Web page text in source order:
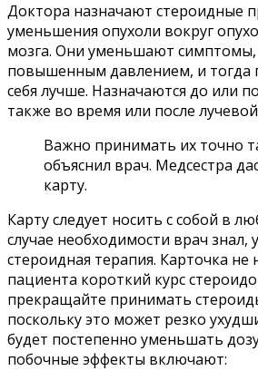
Доктора назначают стероидные
уменьшения опухоли вокруг
мозга. Они уменьшают
повышенным давлением, и тогда
себя лучше. Назначаются до или
также во время или после
Важно принимать их точно
объяснил врач. Медсестра
карту.
Карту следует носить с собой в
случае необходимости врач знал,
стероидная терапия. Карточка не
пациента короткий курс
прекращайте принимать
поскольку это может резко
будет постепенно уменьшать
побочные эффекты включают: